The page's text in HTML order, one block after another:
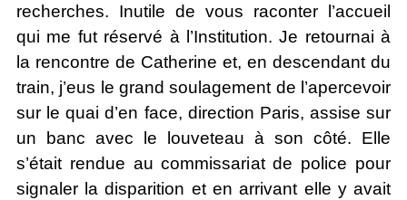
recherches. Inutile de vous raconter l’accueil
qui me fut réservé à l’Institution. Je retournai à
la rencontre de Catherine et, en descendant du
train, j’eus le grand soulagement de l’apercevoir
sur le quai d’en face, direction Paris, assise sur
un banc avec le louveteau à son côté. Elle
s’était rendue au commissariat de police pour
signaler la disparition et en arrivant elle y avait